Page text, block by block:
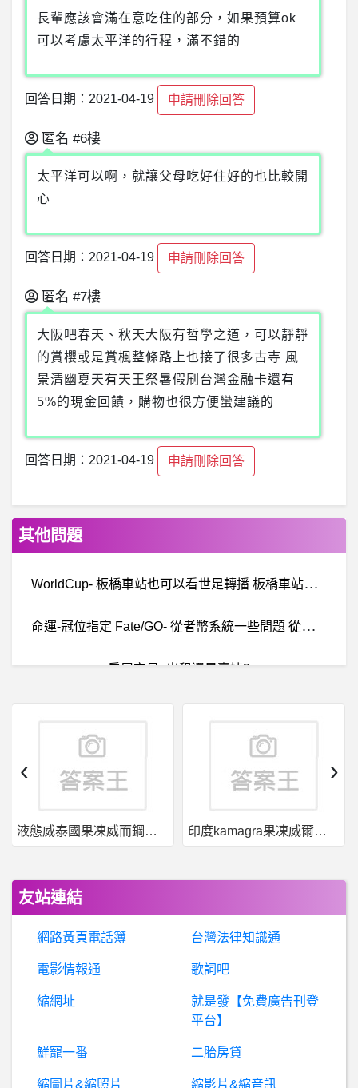
長輩應該會滿在意吃住的部分，如果預算ok
可以考慮太平洋的行程，滿不錯的
回答日期：2021-04-19 申請刪除回答
匿名 #6樓
太平洋可以啊，就讓父母吃好住好的也比較開
心
回答日期：2021-04-19 申請刪除回答
匿名 #7樓
大阪吧春天、秋天大阪有哲學之道，可以靜靜
的賞櫻或是賞楓整條路上也接了很多古寺 風
景清幽夏天有天王祭暑假刷台灣金融卡還有
5%的現金回饋，購物也很方便蠻建議的
回答日期：2021-04-19 申請刪除回答
其他問題
W
orldCup- 板橋車站也可以看世足轉播 板橋車站也可以看世足轉播
命
運-冠位指定 Fate/GO- 從者幣系統一些問題 從者幣系統一些問題
房屋交易- 出租還是賣掉?
中島美嘉- 特別時間的照片
希
洽-米卡砂意外的很像理科太太 米卡砂意外的很像理科太太
這
隻黃腰虎頭蜂，不斷的來回喝水，飛走了，過30秒又回來繼續喝 ，已經一個禮拜了，牠天天都來，該放它繼續或是把它趕走，陽台很小只有一坪左右，請問網友們會怎麼處理？在4樓?
女
人話題- 9/23生日是天秤座還是處女座呀？ 9/23生日是天秤座還是處女座呀？
美國籃球- 3-1領先相關統計 3-1領先相關統計
Lions- 陳韻文 陳韻文
液態威泰國果凍威而鋼哪裡買 印度kamagra果凍威爾剛用於治療男性勃起功能障礙
‹ ›
友站連結
網路黃頁電話簿 台灣法律知識通
電影情報通 歌詞吧
縮網址
就是發【免費廣告刊登
平台】
鮮寵一番 二胎房貸
縮圖片&縮照片 縮影片&縮音訊